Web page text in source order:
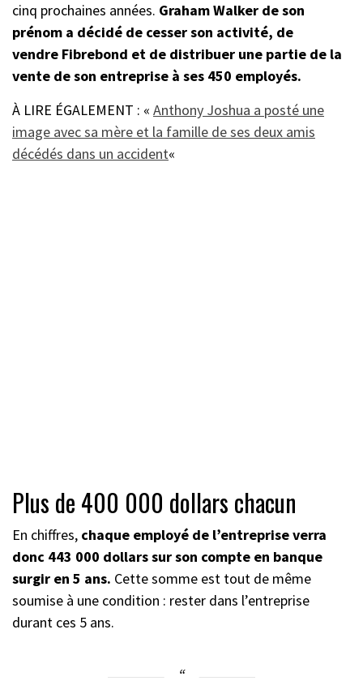
cinq prochaines années. Graham Walker de son
prénom a décidé de cesser son activité, de
vendre Fibrebond et de distribuer une partie de la
vente de son entreprise à ses 450 employés.
À LIRE ÉGALEMENT : « Anthony Joshua a posté une
image avec sa mère et la famille de ses deux amis
décédés dans un accident«
Plus de 400 000 dollars chacun
En chiffres, chaque employé de l’entreprise verra
donc 443 000 dollars sur son compte en banque
surgir en 5 ans. Cette somme est tout de même
soumise à une condition : rester dans l’entreprise
durant ces 5 ans.